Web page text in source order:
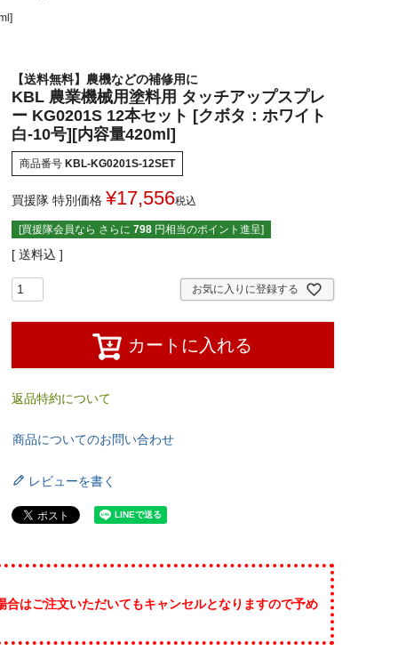
【送料無料】農機などの補修用に
KBL 農業機械用塗料用 タッチアップスプレ
ー KG0201S 12本セット [クボタ：ホワイト
白-10号][内容量420ml]
商品番号 KBL-KG0201S-12SET
買援隊 特別価格 ¥17,556税込
[買援隊会員なら さらに 798 円相当のポイント進呈]
送料込
お気に入りに登録する
カートに入れる
返品特約について
商品についてのお問い合わせ
レビューを書く
はご注文いただいてもキャンセルとなりますので予め